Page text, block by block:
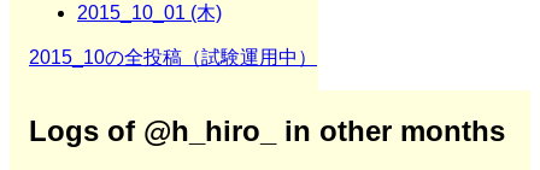
2015_10_01 (木)
2015_10の全投稿（試験運用中）
Logs of @h_hiro_ in other months